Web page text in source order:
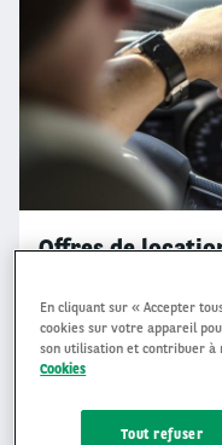
Offres de
vous pouvez vous
déléguer la gestion de
DÉCOUVREZ NOS
En cliquant sur « Accepter
cookies sur votre appareil
son utilisation et contribuer à
Cookies
Tout refuser